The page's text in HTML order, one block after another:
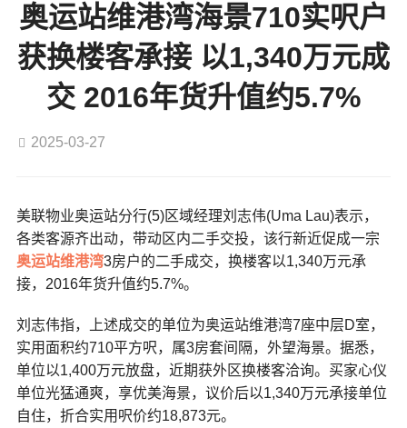
奥运站维港湾海景710实呎户
获换楼客承接 以1,340万元成
交 2016年货升值约5.7%
2025-03-27
美联物业奥运站分行(5)区域经理刘志伟(Uma Lau)表示，
各类客源齐出动，带动区内二手交投，该行新近促成一宗
奥运站维港湾3房户的二手成交，换楼客以1,340万元承
接，2016年货升值约5.7%。
刘志伟指，上述成交的单位为奥运站维港湾7座中层D室，
实用面积约710平方呎，属3房套间隔，外望海景。据悉，
单位以1,400万元放盘，近期获外区换楼客洽询。买家心仪
单位光猛通爽，享优美海景，议价后以1,340万元承接单位
自住，折合实用呎价约18,873元。